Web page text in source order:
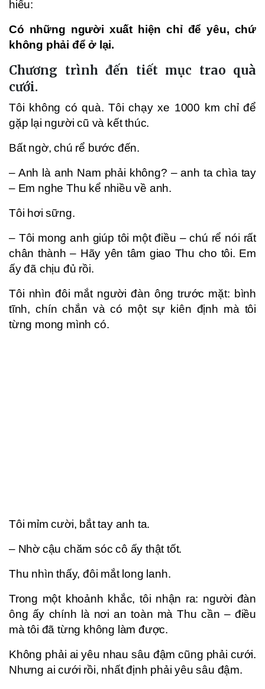
hiểu:
Có những người xuất hiện chỉ để yêu, chứ
không phải để ở lại.
Chương trình đến tiết mục trao quà
cưới.
Tôi không có quà. Tôi chạy xe 1000 km chỉ để
gặp lại người cũ và kết thúc.
Bất ngờ, chú rể bước đến.
– Anh là anh Nam phải không? – anh ta chìa tay
– Em nghe Thu kể nhiều về anh.
Tôi hơi sững.
– Tôi mong anh giúp tôi một điều – chú rể nói rất
chân thành – Hãy yên tâm giao Thu cho tôi. Em
ấy đã chịu đủ rồi.
Tôi nhìn đôi mắt người đàn ông trước mặt: bình
tĩnh, chín chắn và có một sự kiên định mà tôi
từng mong mình có.
Tôi mỉm cười, bắt tay anh ta.
– Nhờ cậu chăm sóc cô ấy thật tốt.
Thu nhìn thấy, đôi mắt long lanh.
Trong một khoảnh khắc, tôi nhận ra: người đàn
ông ấy chính là nơi an toàn mà Thu cần – điều
mà tôi đã từng không làm được.
Không phải ai yêu nhau sâu đậm cũng phải cưới.
Nhưng ai cưới rồi, nhất định phải yêu sâu đậm.